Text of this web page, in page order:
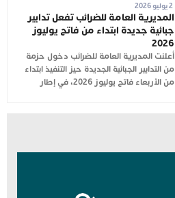
2 يوليو 2026
المديرية العامة للضرائب تفعل تدابير
جبائية جديدة ابتداء من فاتح يوليوز
2026
أعلنت المديرية العامة للضرائب دخول حزمة
من التدابير الجبائية الجديدة حيز التنفيذ ابتداء
من الأربعاء فاتح يوليوز 2026، في إطار